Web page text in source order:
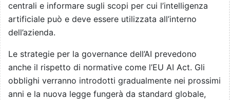
centrali e informare sugli scopi per cui l’intelligenza
artificiale può e deve essere utilizzata all’interno
dell’azienda.
Le strategie per la governance dell’AI prevedono
anche il rispetto di normative come l’EU AI Act. Gli
obblighi verranno introdotti gradualmente nei prossimi
anni e la nuova legge fungerà da standard globale,